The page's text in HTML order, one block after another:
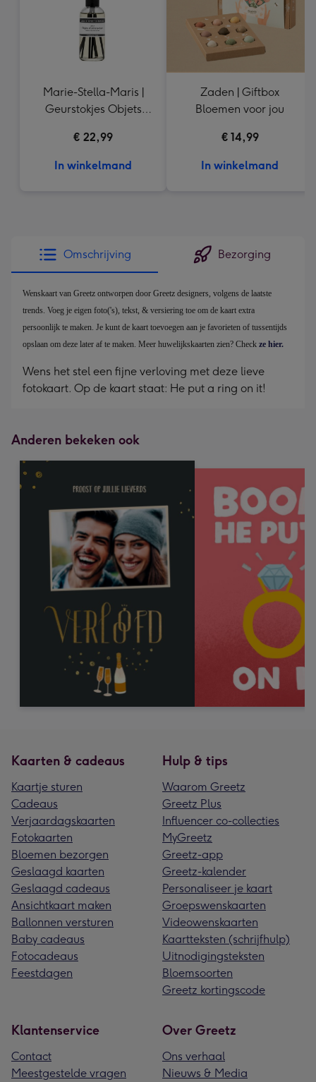
Marie-Stella-Maris |
Geurstokjes Objets
€ 22,99
In winkelmand
Zaden | Giftbox
Bloemen voor jou
€ 14,99
In winkelmand
Omschrijving Bezorging
Wenskaart van Greetz ontworpen door Greetz designers, volgens de laatste
trends. Voeg je eigen foto('s), tekst, & versiering toe om de kaart extra
persoonlijk te maken. Je kunt de kaart toevoegen aan je favorieten of tussentijds
opslaan om deze later af te maken. Meer huwelijkskaarten zien? Check ze hier.
Wens het stel een fijne verloving met deze lieve
fotokaart. Op de kaart staat: He put a ring on it!
Anderen bekeken ook
Kaarten & cadeaus
Kaartje sturen
Cadeaus
Verjaardagskaarten
Fotokaarten
Bloemen bezorgen
Geslaagd kaarten
Geslaagd cadeaus
Ansichtkaart maken
Ballonnen versturen
Baby cadeaus
Fotocadeaus
Feestdagen
Hulp & tips
Waarom Greetz
Greetz Plus
Influencer co-collecties
MyGreetz
Greetz-app
Greetz-kalender
Personaliseer je kaart
Groepswenskaarten
Videowenskaarten
Kaartteksten (schrijfhulp)
Uitnodigingsteksten
Bloemsoorten
Greetz kortingscode
Klantenservice
Contact
Meestgestelde vragen
Over Greetz
Ons verhaal
Nieuws & Media